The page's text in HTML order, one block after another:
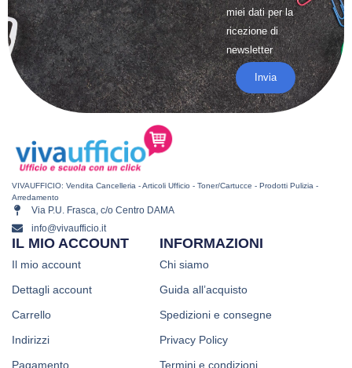
miei dati per la
ricezione di
newsletter
Invia
VIVAUFFICIO: Vendita Cancelleria - Articoli Ufficio - Toner/Cartucce - Prodotti Pulizia -
Arredamento
Via P.U. Frasca, c/o Centro DAMA
info@vivaufficio.it
INFORMAZIONI
Chi siamo
Guida all’acquisto
Spedizioni e consegne
Privacy Policy
Termini e condizioni
IL MIO ACCOUNT
Il mio account
Dettagli account
Carrello
Indirizzi
Pagamento